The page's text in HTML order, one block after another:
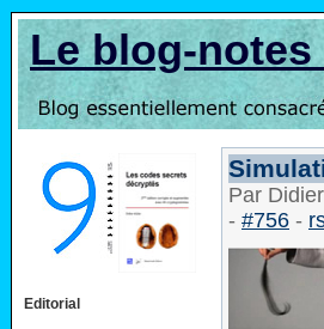
Le blog-
Editorial
Par
- #756 -